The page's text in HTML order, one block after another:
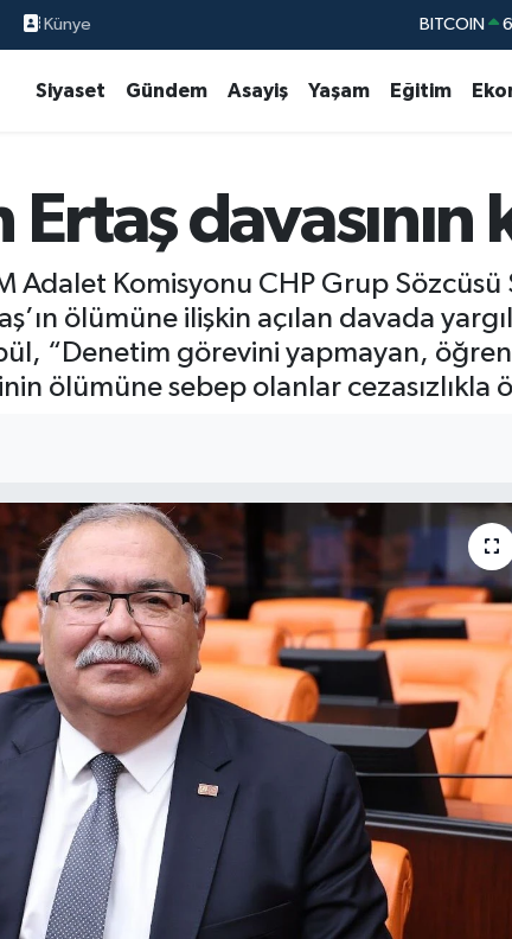
Künye DOLAR
BİST100
BITCOIN
Siyaset Gündem Asayiş Yaşam Eğitim
davasının
Adalet Komisyonu CHP Grup
ölümüne ilişkin açılan davada
“Denetim görevini yapmayan,
ölümüne sebep olanlar cezasızlıkla